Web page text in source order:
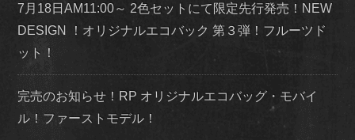
7月18日AM11:00～ 2色セットにて限定先行発売！NEW
DESIGN ！オリジナルエコバック 第３弾！フルーツド
ット！
完売のお知らせ！RP オリジナルエコバッグ・モバイ
ル！ファーストモデル！